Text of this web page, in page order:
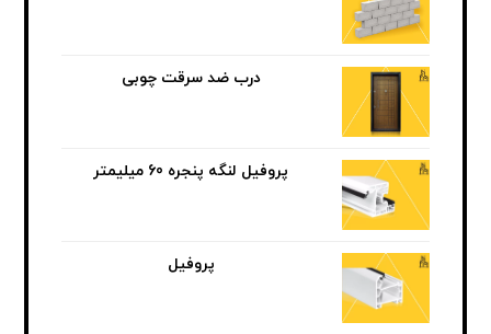
درب ضد سرقت چوبی
پروفیل لنگه پنجره 60 میلیمتر
پروفیل